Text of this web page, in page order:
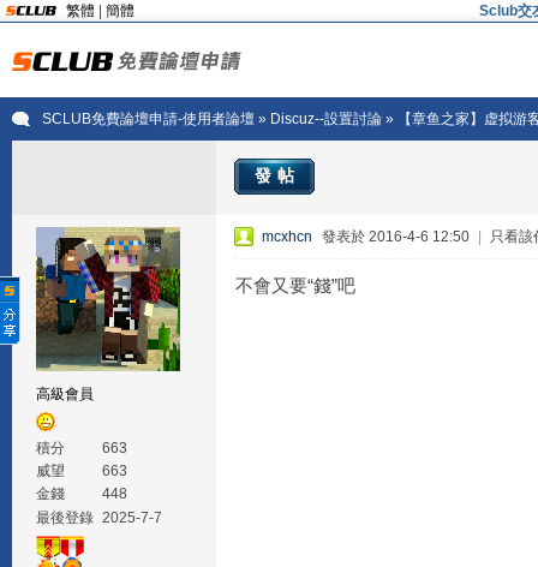
繁體 簡體 Sclub交
SCLUB免費論壇申請-使用者論壇» Discuz--設置討論» 【章鱼之家】虚拟游
發帖
高級會員
積分
663
威望
663
金錢
448
最後登錄 2025-7-7
mcxhcn 發表於 2016-4-6 12:50 只看該
不會又要“錢”吧